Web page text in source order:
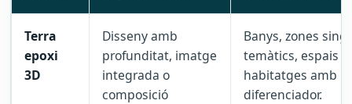
Terra
epoxi
3D
Disseny amb
profunditat, imatge
integrada o
composició
Banys, zones
temàtics, espais
habitatges amb
diferenciador.